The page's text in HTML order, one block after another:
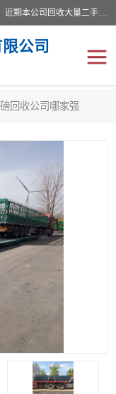
本公司常年出售回收二手地磅，回收出售二手地磅。 近期本公司回收大量二手地磅，型号齐全，宽度从2米到3.5米，长度5米到25米，承重吨位从10到200吨，成色7—9成新。 ? 使用年限6个月至2年，产品来源于个人闲置品，工矿企业停用品，因小换大而来。 精准度和新的一样， 二手地磅是内行人的选择，打个电话就省钱朋友您好等什么
公司
回收公司哪家强
干机
输送机
旋塔
碎机